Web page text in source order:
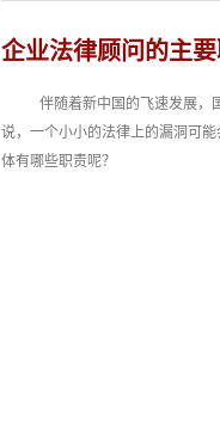
企业法律顾问的主
伴随着新中国的飞速发展，
说，一个小小的法律上的漏洞可
体有哪些职责呢？